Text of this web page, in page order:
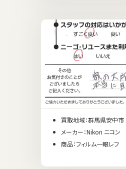
買取地域：群馬県安中市
メーカー：Nikon ニコン
商品：フィルム一眼レフ